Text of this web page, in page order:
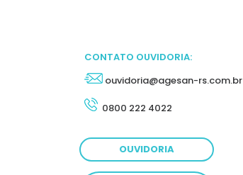
CONTATO OUVIDORIA:
ouvidoria@agesan-rs.com.br
0800 222 4022
OUVIDORIA